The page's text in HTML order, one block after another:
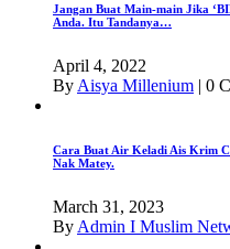
Jangan Buat Main-main Jika
Anda. Itu Tandanya…
April 4, 2022
By Aisya Millenium | 0
Cara Buat Air Keladi Ais Krim
Nak Matey.
March 31, 2023
By Admin I Muslim